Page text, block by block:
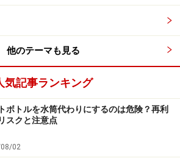
少々
す。食物油と食酢の割合は、油のほ
ばOK。厳密にこの量でなくてもかま
しょうは味を確認しながら加えてく
他のテーマも見る
気記事ランキング
ボトルを水筒代わりにするのは危険？再利
スクと注意点
02